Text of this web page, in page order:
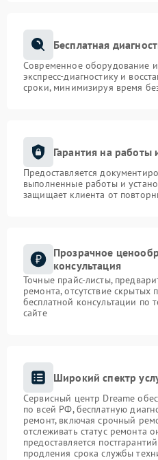
Бесплатная
Современное оборудование
экспресс-диагностику и
сроки, минимизируя время
Гарантия на работы
Предоставляется
выполненные работы и
защищает клиента от
Прозрачное
консультация
Точные прайс-листы,
ремонта, отсутствие скрытых
бесплатной консультации по
сайте
Широкий спектр
Сервисный центр Dreame
по всей РФ, бесплатную
ремонт, включая срочный
отслеживать статус ремонта
предоставляется
продления срока службы